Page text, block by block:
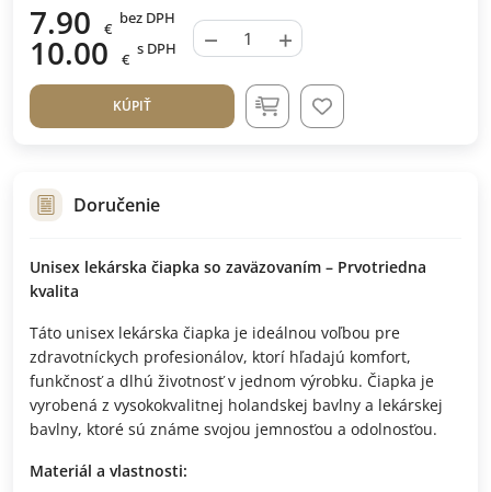
7.90 €
bez DPH
10.00 €
s DPH − +
KÚPIŤ
Doručenie
Unisex lekárska čiapka so zaväzovaním – Prvotriedna
kvalita
Táto unisex lekárska čiapka je ideálnou voľbou pre
zdravotníckych profesionálov, ktorí hľadajú komfort,
funkčnosť a dlhú životnosť v jednom výrobku. Čiapka je
vyrobená z vysokokvalitnej holandskej bavlny a lekárskej
bavlny, ktoré sú známe svojou jemnosťou a odolnosťou.
Materiál a vlastnosti: